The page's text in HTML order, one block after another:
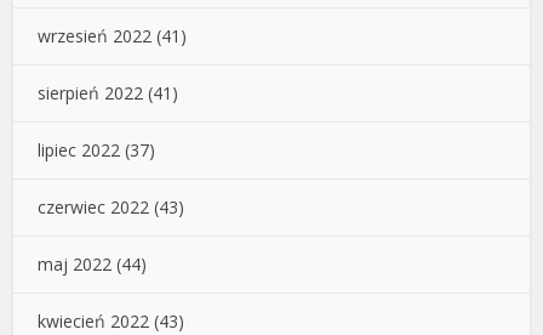
wrzesień 2022 (41)
sierpień 2022 (41)
lipiec 2022 (37)
czerwiec 2022 (43)
maj 2022 (44)
kwiecień 2022 (43)